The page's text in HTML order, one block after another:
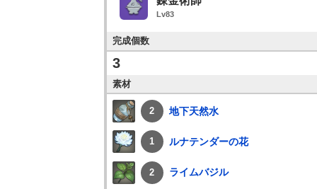
Lv83
完成個数
3
素材
2 地下天然水
1 ルナテンダーの花
2 ライムバジル